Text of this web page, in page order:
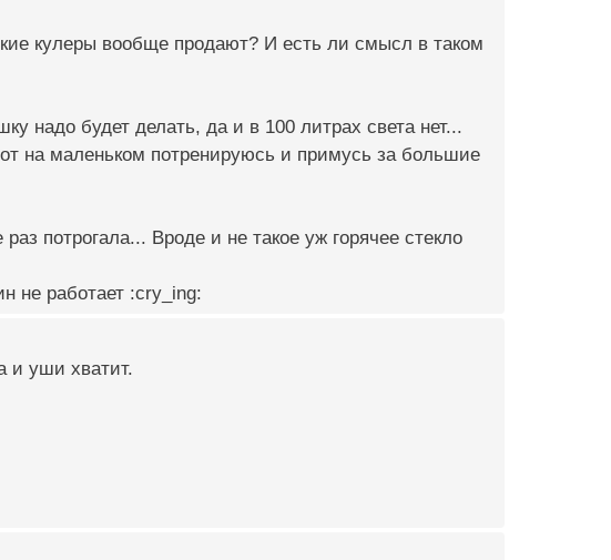
кулеры вообще продают? И есть ли смысл в таком
будет делать, да и в 100 литрах света нет...
на маленьком потренируюсь и примусь за большие
потрогала... Вроде и не такое уж горячее стекло
не работает :cry_ing:
и уши хватит.